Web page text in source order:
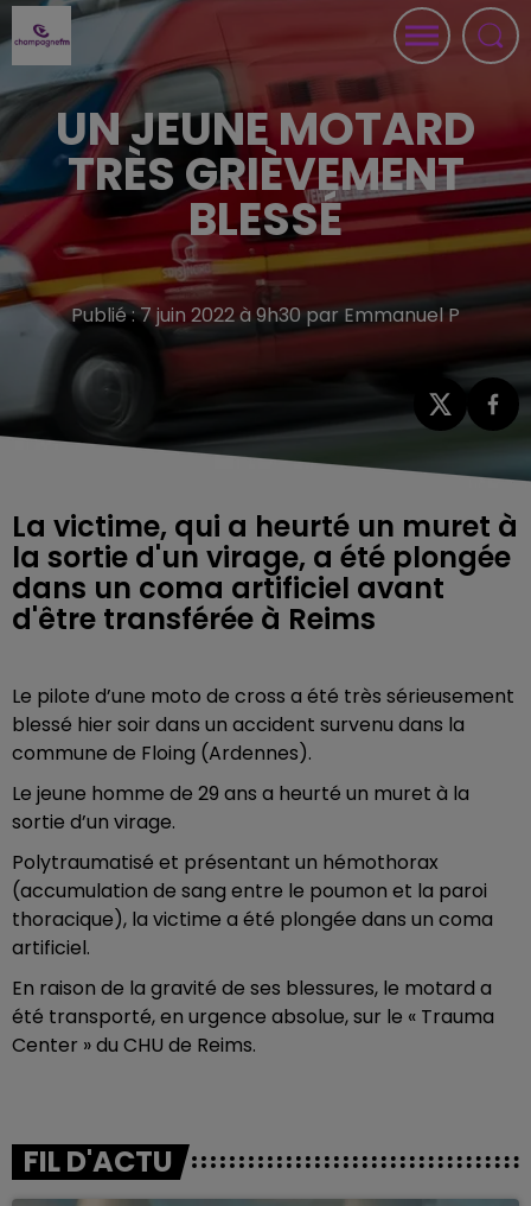
UN JEUNE MOTARD
TRÈS GRIÈVEMENT
BLESSÉ
Publié : 7 juin 2022 à 9h30 par Emmanuel P
La victime, qui a heurté un muret à
la sortie d'un virage, a été plongée
dans un coma artificiel avant
d'être transférée à Reims
Le pilote d’une moto de cross a été très sérieusement
blessé hier soir dans un accident survenu dans la
commune de Floing (Ardennes).
Le jeune homme de 29 ans a heurté un muret à la
sortie d’un virage.
Polytraumatisé et présentant un hémothorax
(accumulation de sang entre le poumon et la paroi
thoracique), la victime a été plongée dans un coma
artificiel.
En raison de la gravité de ses blessures, le motard a
été transporté, en urgence absolue, sur le « Trauma
Center » du CHU de Reims.
FIL D'ACTU